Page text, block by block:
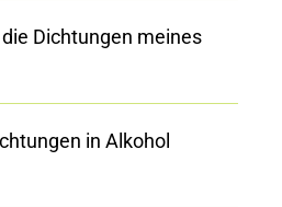
Dichtungen meines
in Alkohol